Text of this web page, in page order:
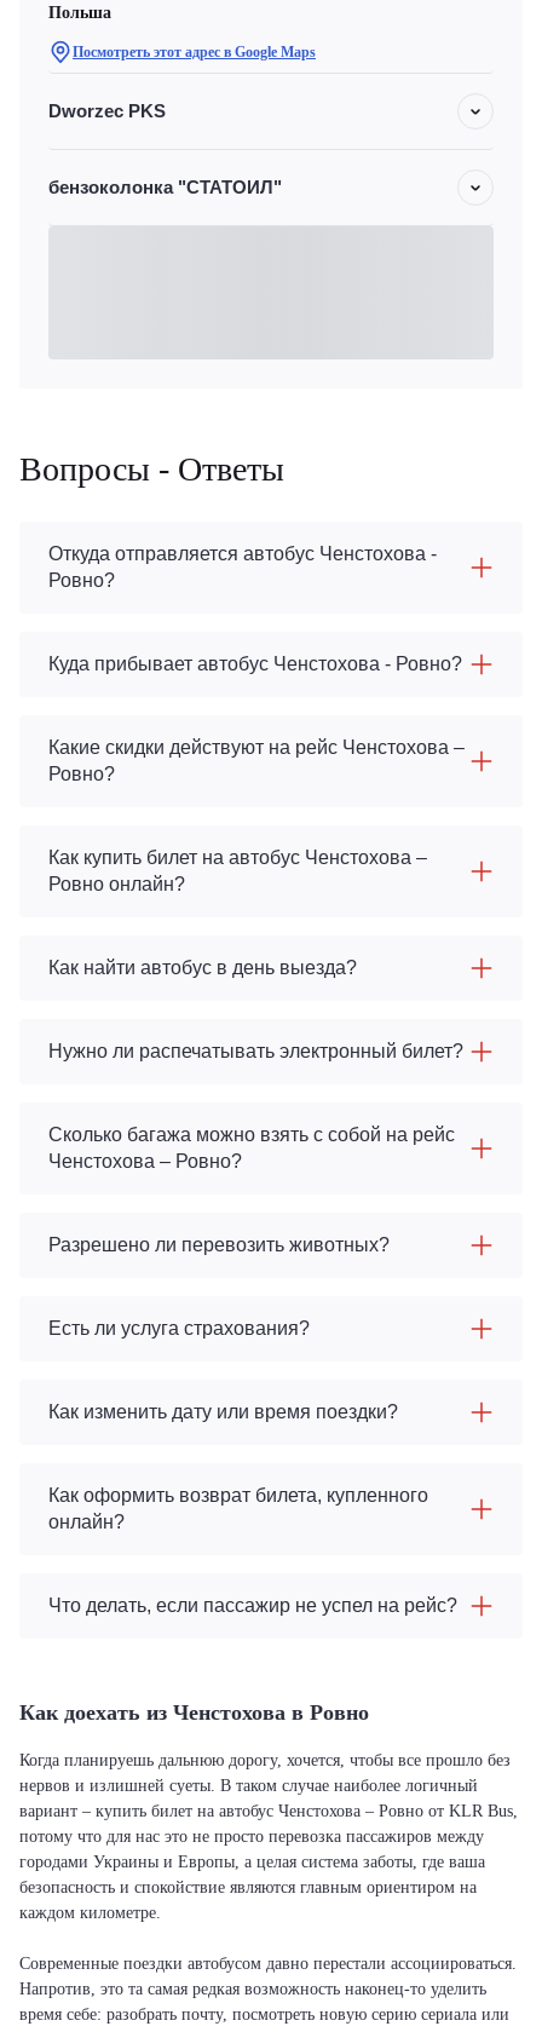
Польша
Посмотреть этот адрес в Google Maps
Dworzec PKS
бензоколонка "СТАТОИЛ"
Вопросы - Ответы
Откуда отправляется автобус Ченстохова -
Ровно?
Куда прибывает автобус Ченстохова - Ровно?
Какие скидки действуют на рейс Ченстохова –
Ровно?
Как купить билет на автобус Ченстохова –
Ровно онлайн?
Как найти автобус в день выезда?
Нужно ли распечатывать электронный билет?
Сколько багажа можно взять с собой на рейс
Ченстохова – Ровно?
Разрешено ли перевозить животных?
Есть ли услуга страхования?
Как изменить дату или время поездки?
Как оформить возврат билета, купленного
онлайн?
Что делать, если пассажир не успел на рейс?
Как доехать из Ченстохова в Ровно
Когда планируешь дальнюю дорогу, хочется, чтобы все прошло без
нервов и излишней суеты. В таком случае наиболее логичный
вариант – купить билет на автобус Ченстохова – Ровно от KLR Bus,
потому что для нас это не просто перевозка пассажиров между
городами Украины и Европы, а целая система заботы, где ваша
безопасность и спокойствие являются главным ориентиром на
каждом километре.
Современные поездки автобусом давно перестали ассоциироваться.
Напротив, это та самая редкая возможность наконец-то уделить
время себе: разобрать почту, посмотреть новую серию сериала или